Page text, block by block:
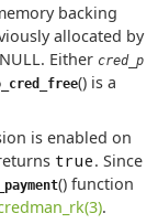
backing
allocated by
Either cred_p
() is a
is enabled on
true. Since
() function
.